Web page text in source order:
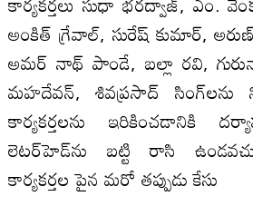
అంకిత్ గ్రేవాల్, సురేష్ కుమార్,
అమర్ నాథ్ పాండే, బల్లా రవి,
మహదేవన్, శివప్రసాద్ సింగ్‌లను
కార్యకర్తలను ఇరికించడానికి
లెటర్‌హెడ్‌ను బట్టి రాసి
కార్యకర్తల పైన మరో తప్పుడు కేసు